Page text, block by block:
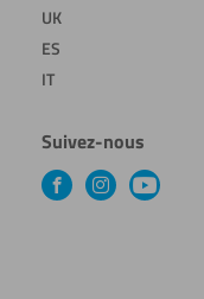
UK
ES
IT
Suivez-nous
FacebookInstagramYouTube